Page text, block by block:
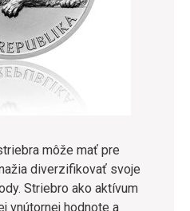
môže mať pre
diverzifikovať svoje
Striebro ako aktívum
vnútornej hodnote a